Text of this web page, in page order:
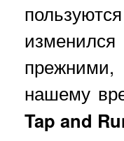
прежними,
нашему
Tap and